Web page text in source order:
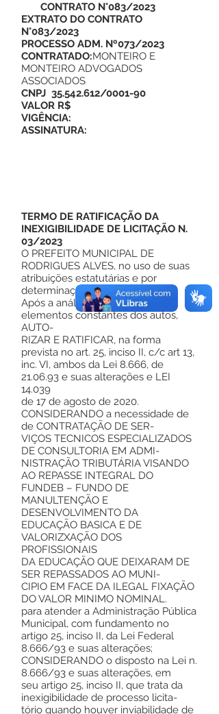
CONTRATO N°083/2023
EXTRATO DO CONTRATO
N°083/2023
PROCESSO ADM. Nº073/2023
CONTRATADO:MONTEIRO E
MONTEIRO ADVOGADOS
ASSOCIADOS
CNPJ 35.542.612/0001-90
VALOR R$
VIGÊNCIA:
ASSINATURA:
TERMO DE RATIFICAÇÃO DA
INEXIGIBILIDADE DE LICITAÇÃO N.
03/2023
O PREFEITO MUNICIPAL DE
RODRIGUES ALVES, no uso de suas
atribuições estatutárias e por
determinação legal;
Após a análise detalhada dos
elementos constantes dos autos,
AUTO-
RIZAR E RATIFICAR, na forma
prevista no art. 25, inciso II, c/c art 13,
inc. VI, ambos da Lei 8.666, de
21.06.93 e suas alterações e LEI
14.039
de 17 de agosto de 2020.
CONSIDERANDO a necessidade de
de CONTRATAÇÃO DE SER-
VIÇOS TECNICOS ESPECIALIZADOS
DE CONSULTORIA EM ADMI-
NISTRAÇÃO TRIBUTÁRIA VISANDO
AO REPASSE INTEGRAL DO
FUNDEB – FUNDO DE
MANULTENÇÃO E
DESENVOLVIMENTO DA
EDUCAÇÃO BASICA E DE
VALORIZXAÇÃO DOS
PROFISSIONAIS
DA EDUCAÇÃO QUE DEIXARAM DE
SER REPASSADOS AO MUNI-
CIPIO EM FACE DA ILEGAL FIXAÇÃO
DO VALOR MINIMO NOMINAL.
para atender a Administração Pública
Municipal, com fundamento no
artigo 25, inciso II, da Lei Federal
8.666/93 e suas alterações;
CONSIDERANDO o disposto na Lei n.
8.666/93 e suas alterações, em
seu artigo 25, inciso II, que trata da
inexigibilidade de processo licita-
tório quando houver inviabilidade de